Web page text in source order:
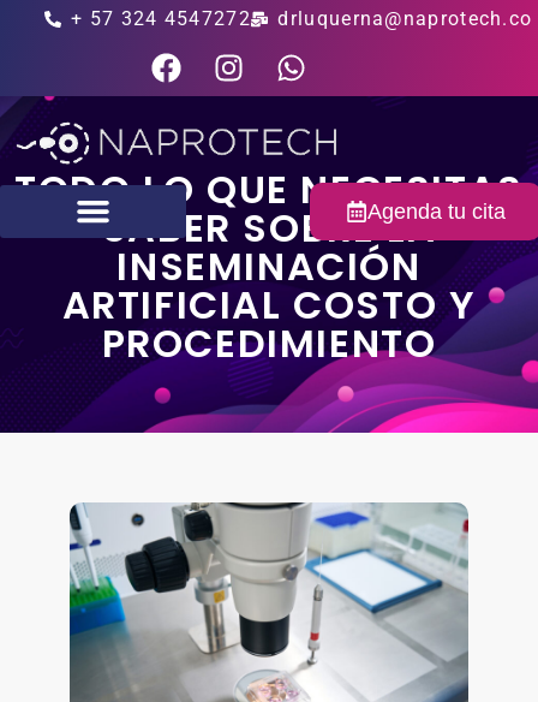
+ 57 324 4547272 drluquerna@naprotech.co
Agenda tu cita
TODO LO QUE NECESITAS
SABER SOBRE LA
INSEMINACIÓN
ARTIFICIAL COSTO Y
PROCEDIMIENTO